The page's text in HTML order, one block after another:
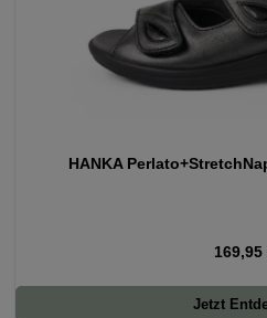
HANKA
169,95
Jetzt